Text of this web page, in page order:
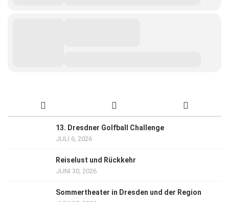
13. Dresdner Golfball Challenge
JULI 6, 2026
Reiselust und Rückkehr
JUNI 30, 2026
Sommertheater in Dresden und der Region